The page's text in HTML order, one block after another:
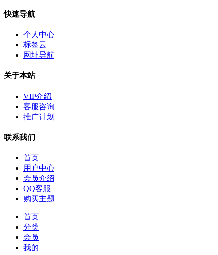
快速导航
个人中心
标签云
网址导航
关于本站
VIP介绍
客服咨询
推广计划
联系我们
首页
用户中心
会员介绍
QQ客服
购买主题
首页
分类
会员
我的